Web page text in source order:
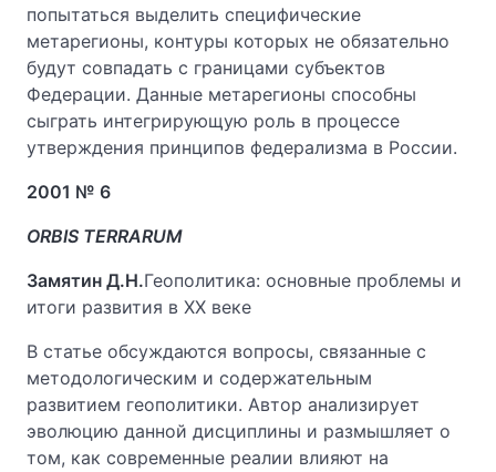
попытаться выделить специфические
метарегионы, контуры которых не обязательно
будут совпадать с границами субъектов
Федерации. Данные метарегионы способны
сыграть интегрирующую роль в процессе
утверждения принципов федерализма в России.
2001 № 6
ORBIS TERRARUM
Замятин Д.Н.Геополитика: основные проблемы и
итоги развития в ХХ веке
В статье обсуждаются вопросы, связанные с
методологическим и содержательным
развитием геополитики. Автор анализирует
эволюцию данной дисциплины и размышляет о
том, как современные реалии влияют на